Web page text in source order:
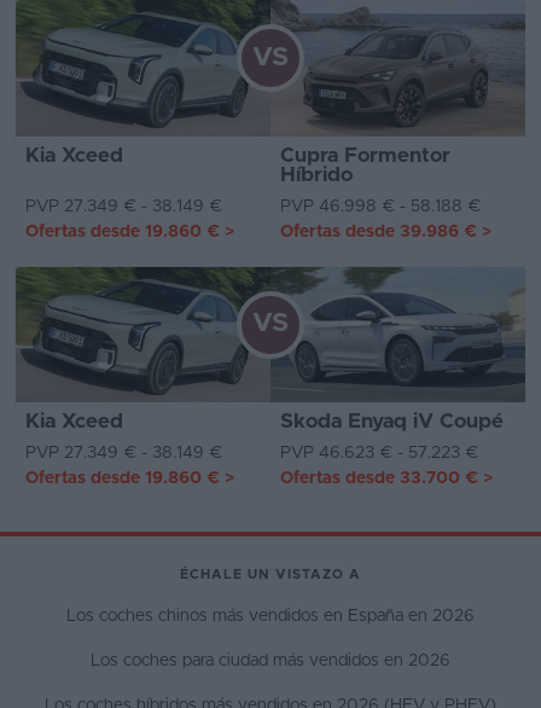
Kia Xceed
Cupra Formentor
Híbrido
VS
PVP 27.349 € - 38.149 €
PVP 46.998 € - 58.188 €
Ofertas desde 19.860 € > Ofertas desde 39.986 € >
Kia Xceed Skoda Enyaq iV Coupé
VS
PVP 27.349 € - 38.149 €
PVP 46.623 € - 57.223 €
Ofertas desde 19.860 € > Ofertas desde 33.700 € >
ÉCHALE UN VISTAZO A
Los coches chinos más vendidos en España en 2026
Los coches para ciudad más vendidos en 2026